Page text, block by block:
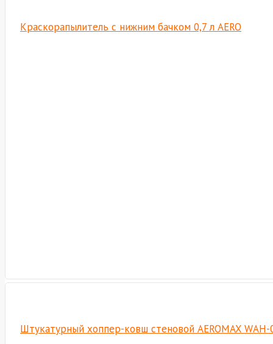
Краскорапылитель с нижним бачком 0,7 л AERO
Штукатурный хоппер-ковш стеновой AEROMAX WAH-